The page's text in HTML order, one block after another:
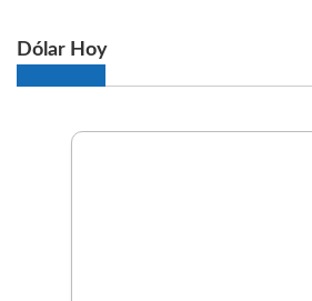
Dólar Hoy